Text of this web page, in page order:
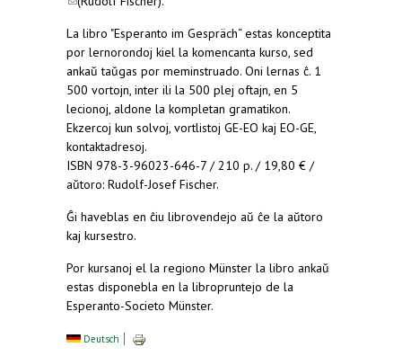
La libro "Esperanto im Gespräch“ estas konceptita
por lernorondoj kiel la komencanta kurso, sed
ankaŭ taŭgas por meminstruado. Oni lernas ĉ. 1
500 vortojn, inter ili la 500 plej oftajn, en 5
lecionoj, aldone la kompletan gramatikon.
Ekzercoj kun solvoj, vortlistoj GE-EO kaj EO-GE,
kontaktadresoj.
ISBN 978-3-96023-646-7 / 210 p. / 19,80 € /
aŭtoro: Rudolf-Josef Fischer.
Ĝi haveblas en ĉiu librovendejo aŭ ĉe la aŭtoro
kaj kursestro.
Por kursanoj el la regiono Münster la libro ankaŭ
estas disponebla en la libropruntejo de la
Esperanto-Societo Münster.
Deutsch